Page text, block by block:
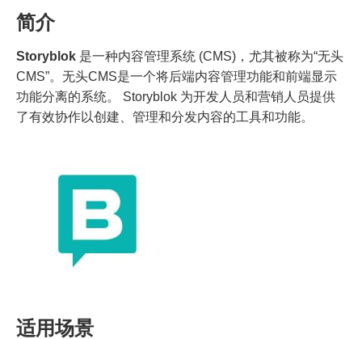
简介
Storyblok 是一种内容管理系统 (CMS)，尤其被称为“无头
CMS”。无头CMS是一个将后端内容管理功能和前端显示
功能分离的系统。 Storyblok 为开发人员和营销人员提供
了有效协作以创建、管理和分发内容的工具和功能。
适用场景